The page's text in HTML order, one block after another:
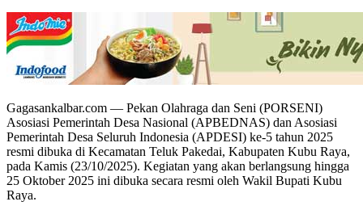
Gagasankalbar.com — Pekan Olahraga dan Seni (PORSENI)
Asosiasi Pemerintah Desa Nasional (APBEDNAS) dan Asosiasi
Pemerintah Desa Seluruh Indonesia (APDESI) ke-5 tahun 2025
resmi dibuka di Kecamatan Teluk Pakedai, Kabupaten Kubu Raya,
pada Kamis (23/10/2025). Kegiatan yang akan berlangsung hingga
25 Oktober 2025 ini dibuka secara resmi oleh Wakil Bupati Kubu
Raya.